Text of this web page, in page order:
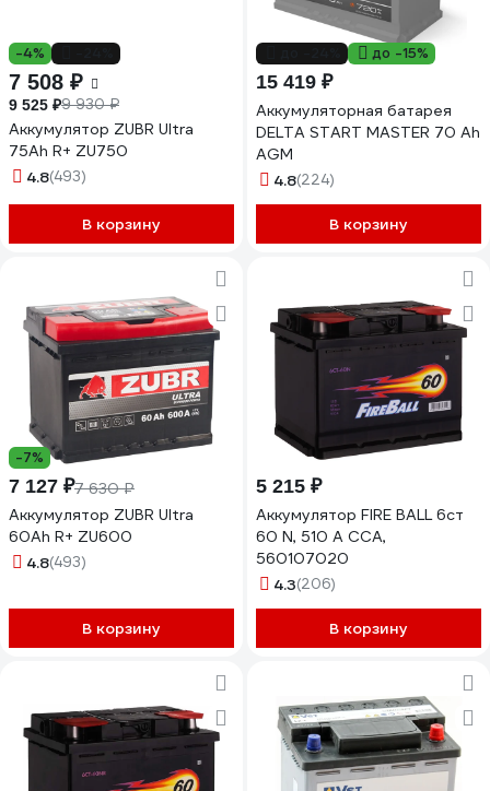
-4%
7 508 ₽
9 525 ₽9 930 ₽
Аккумулятор ZUBR Ultra
75Ah R+ ZU750
4.8(493)
В корзину
до -15%
15 419 ₽
Аккумуляторная батарея
DELTA START MASTER 70 Ah
AGM
4.8(224)
В корзину
-7%
7 127 ₽7 630 ₽
Аккумулятор ZUBR Ultra
60Ah R+ ZU600
4.8(493)
В корзину
5 215 ₽
Аккумулятор FIRE BALL 6ст
60 N, 510 А CCA,
560107020
4.3(206)
В корзину